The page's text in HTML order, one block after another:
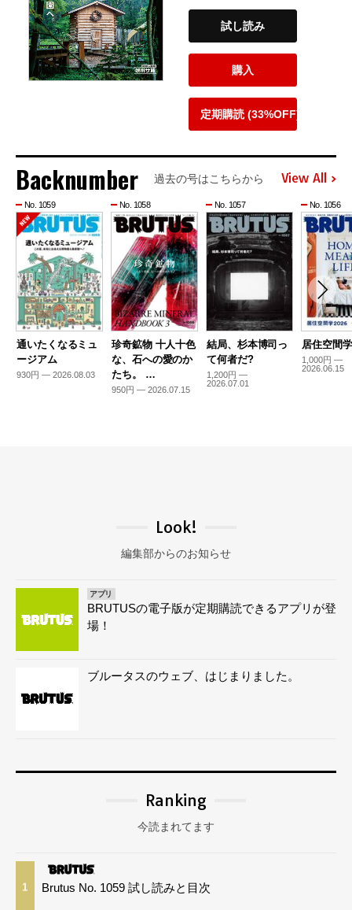
試し読み
購入
定期購読 (33%OFF)
Backnumber 過去の号はこちらから View All
No. 1059
通いたくなるミュ
ージアム
930円 — 2026.08.03
No. 1058
珍奇鉱物 十人十色
な、石への愛のか
たち。 …
950円 — 2026.07.15
No. 1057
結局、杉本博司っ
て何者だ?
1,200円 —
2026.07.01
No. 1056
居住空間
1,000円 —
2026.06.15
Look!
編集部からのお知らせ
アプリ
BRUTUSの電子版が定期購読できるアプリが登
場！
ブルータスのウェブ、はじまりました。
Ranking
今読まれてます
1 Brutus No. 1059 試し読みと目次